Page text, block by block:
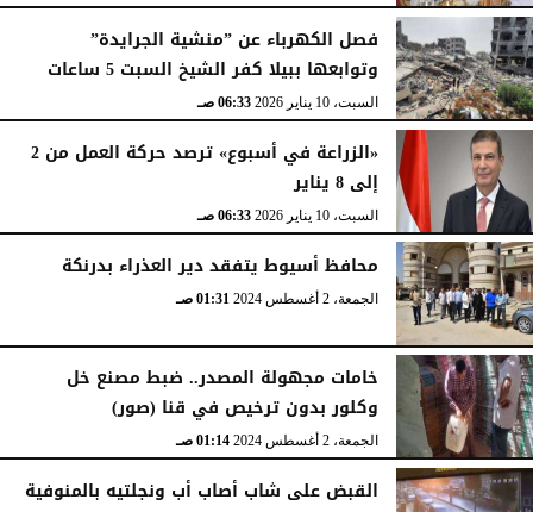
فصل الكهرباء عن ”منشية الجرايدة”
وتوابعها ببيلا كفر الشيخ السبت 5 ساعات
السبت، 10 يناير 2026 06:33 صـ
«الزراعة في أسبوع» ترصد حركة العمل من 2
إلى 8 يناير
السبت، 10 يناير 2026 06:33 صـ
محافظ أسيوط يتفقد دير العذراء بدرنكة
الجمعة، 2 أغسطس 2024 01:31 صـ
خامات مجهولة المصدر.. ضبط مصنع خل
وكلور بدون ترخيص في قنا (صور)
الجمعة، 2 أغسطس 2024 01:14 صـ
القبض على شاب أصاب أب ونجلتيه بالمنوفية